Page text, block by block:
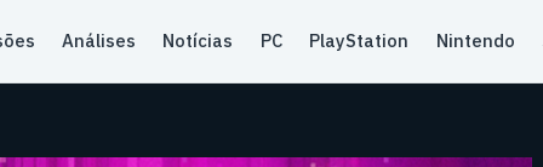
Análises Notícias PC PlayStation Nintendo